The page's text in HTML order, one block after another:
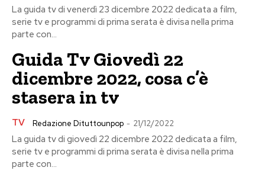
La guida tv di venerdì 23 dicembre 2022 dedicata a film,
serie tv e programmi di prima serata è divisa nella prima
parte con...
Guida Tv Giovedì 22
dicembre 2022, cosa c’è
stasera in tv
TV Redazione Dituttounpop - 21/12/2022
La guida tv di giovedì 22 dicembre 2022 dedicata a film,
serie tv e programmi di prima serata è divisa nella prima
parte con...